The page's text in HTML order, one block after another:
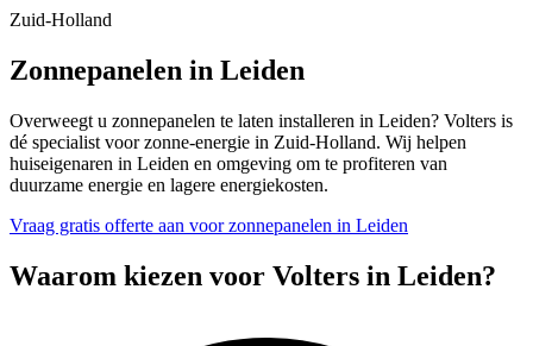
Zuid-Holland
Zonnepanelen in Leiden
Overweegt u zonnepanelen te laten installeren in Leiden? Volters is
dé specialist voor zonne-energie in Zuid-Holland. Wij helpen
huiseigenaren in Leiden en omgeving om te profiteren van
duurzame energie en lagere energiekosten.
Vraag gratis offerte aan voor zonnepanelen in Leiden
Waarom kiezen voor Volters in Leiden?